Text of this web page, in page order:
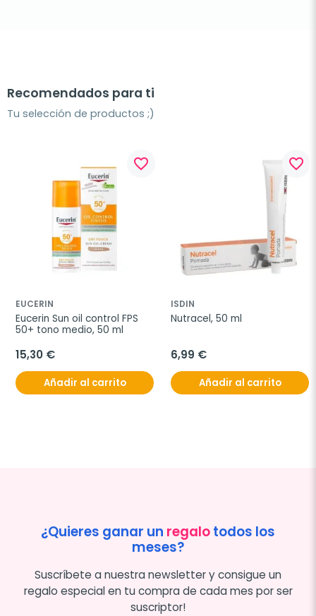
Recomendados para ti
Tu selección de productos ;)
favorite_border
EUCERIN
Eucerin Sun oil control FPS
50+ tono medio, 50 ml
15,30 €
Añadir al carrito
favorite_border
ISDIN
Nutracel, 50 ml
6,99 €
Añadir al carrito
¿Quieres ganar un regalotodos los
meses?
Suscríbete a nuestra newsletter y consigue un
regalo especial en tu compra de cada mes por ser
suscriptor!